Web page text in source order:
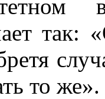
так:
то же».